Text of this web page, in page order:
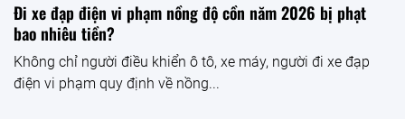
Đi xe đạp điện vi phạm nồng độ cồn năm 2026 bị phạt
bao nhiêu tiền?
Không chỉ người điều khiển ô tô, xe máy, người đi xe đạp
điện vi phạm quy định về nồng...